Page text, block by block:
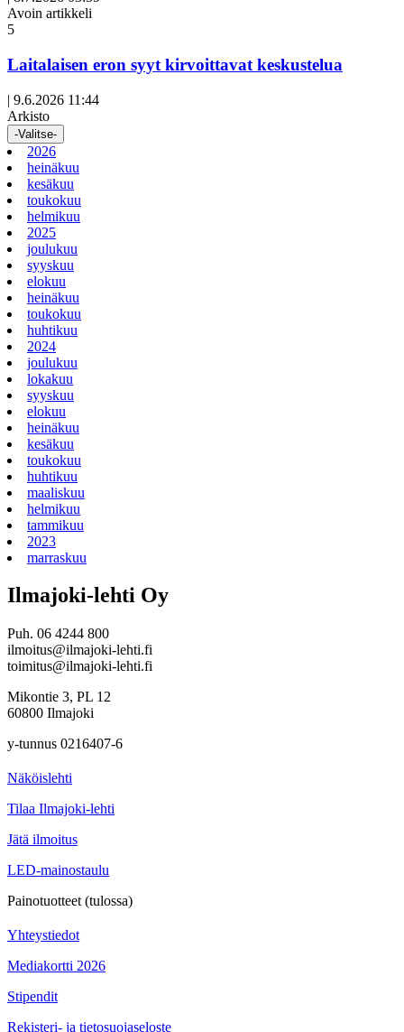
Avoin artikkeli
5
Laitalaisen eron syyt kirvoittavat keskustelua
| 9.6.2026 11:44
Arkisto
-Valitse-
2026
heinäkuu
kesäkuu
toukokuu
helmikuu
2025
joulukuu
syyskuu
elokuu
heinäkuu
toukokuu
huhtikuu
2024
joulukuu
lokakuu
syyskuu
elokuu
heinäkuu
kesäkuu
toukokuu
huhtikuu
maaliskuu
helmikuu
tammikuu
2023
marraskuu
Ilmajoki-lehti Oy
Puh. 06 4244 800
ilmoitus@ilmajoki-lehti.fi
toimitus@ilmajoki-lehti.fi
Mikontie 3, PL 12
60800 Ilmajoki
y-tunnus 0216407-6
Näköislehti
Tilaa Ilmajoki-lehti
Jätä ilmoitus
LED-mainostaulu
Painotuotteet (tulossa)
Yhteystiedot
Mediakortti 2026
Stipendit
Rekisteri- ja tietosuojaseloste